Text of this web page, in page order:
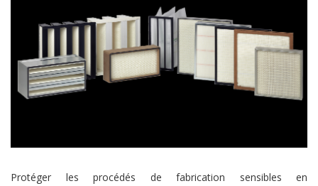
Protéger les procédés de fabrication sensibles en